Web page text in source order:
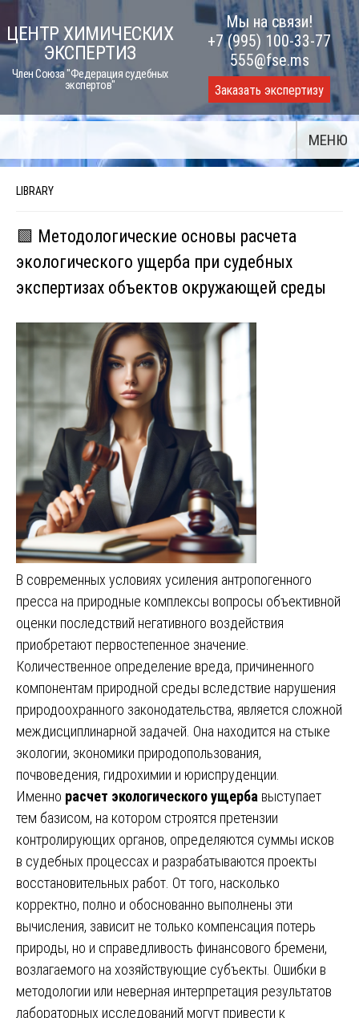
Skip
to
content
ЦЕНТР ХИМИЧЕСКИХ
ЭКСПЕРТИЗ
Член Союза "Федерация судебных
экспертов"
Мы на связи!
+7 (995) 100-33-77
555@fse.ms
Заказать экспертизу
МЕНЮ
LIBRARY
🟩 Методологические основы расчета
экологического ущерба при судебных
экспертизах объектов окружающей среды
В современных условиях усиления антропогенного
пресса на природные комплексы вопросы объективной
оценки последствий негативного воздействия
приобретают первостепенное значение.
Количественное определение вреда, причиненного
компонентам природной среды вследствие нарушения
природоохранного законодательства, является сложной
междисциплинарной задачей. Она находится на стыке
экологии, экономики природопользования,
почвоведения, гидрохимии и юриспруденции.
Именно расчет экологического ущерба выступает
тем базисом, на котором строятся претензии
контролирующих органов, определяются суммы исков
в судебных процессах и разрабатываются проекты
восстановительных работ. От того, насколько
корректно, полно и обоснованно выполнены эти
вычисления, зависит не только компенсация потерь
природы, но и справедливость финансового бремени,
возлагаемого на хозяйствующие субъекты. Ошибки в
методологии или неверная интерпретация результатов
лабораторных исследований могут привести к